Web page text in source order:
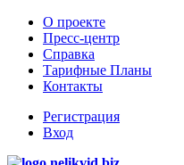
О проекте
Пресс-центр
Справка
Тарифные Планы
Контакты
Регистрация
Вход